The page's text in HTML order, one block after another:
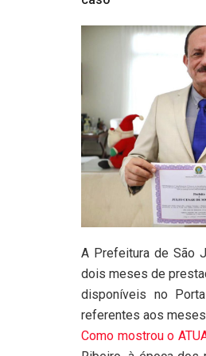
A Prefeitura de São
dois meses de
disponíveis no
referentes aos
Como mostrou o